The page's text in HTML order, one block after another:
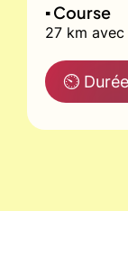
▪️ Course
27 km
⏲